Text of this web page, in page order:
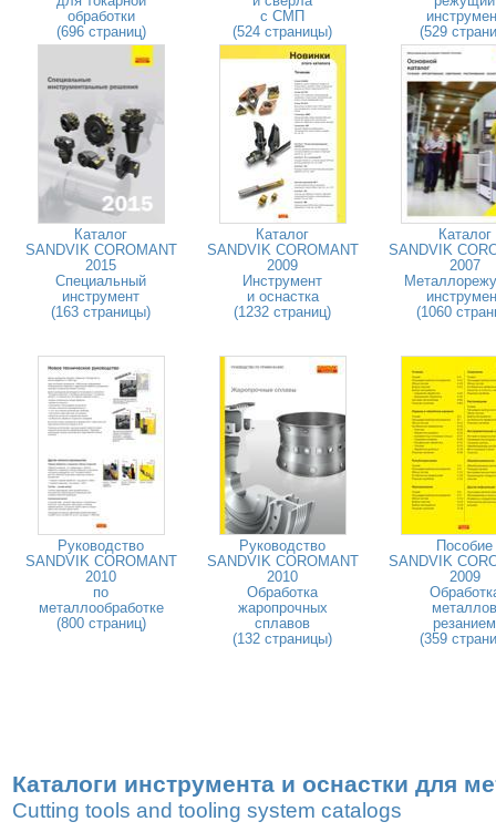
обработки
(696 страниц)
с СМП
(524 страницы)
(529
Каталог
SANDVIK COROMANT
2015
Специальный
инструмент
(163 страницы)
Каталог
SANDVIK COROMANT
2009
Инструмент
и оснастка
(1232 страниц)
Каталог
SANDVIK
2007
(1060
Руководство
SANDVIK COROMANT
2010
по
металлообработке
(800 страниц)
Руководство
SANDVIK COROMANT
2010
Обработка
жаропрочных
сплавов
(132 страницы)
Пособие
SANDVIK
2009
металлов
резанием
(359
Каталоги инструмента и оснастки для
Cutting tools and tooling system catalogs